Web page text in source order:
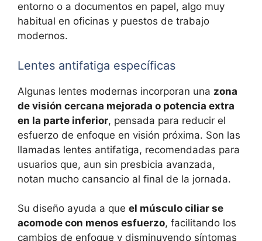
entorno o a documentos en papel, algo muy
habitual en oficinas y puestos de trabajo
modernos.
Lentes antifatiga específicas
Algunas lentes modernas incorporan una zona
de visión cercana mejorada o potencia extra
en la parte inferior, pensada para reducir el
esfuerzo de enfoque en visión próxima. Son las
llamadas lentes antifatiga, recomendadas para
usuarios que, aun sin presbicia avanzada,
notan mucho cansancio al final de la jornada.
Su diseño ayuda a que el músculo ciliar se
acomode con menos esfuerzo, facilitando los
cambios de enfoque y disminuyendo síntomas